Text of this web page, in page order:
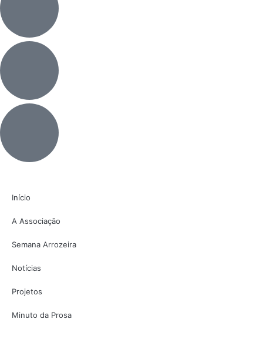
Início
A Associação
Semana Arrozeira
Notícias
Projetos
Minuto da Prosa